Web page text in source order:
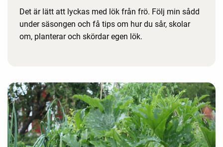
Det är lätt att lyckas med lök från frö. Följ min sådd
under säsongen och få tips om hur du sår, skolar
om, planterar och skördar egen lök.